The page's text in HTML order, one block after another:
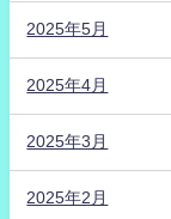
2025年5月
2025年4月
2025年3月
2025年2月